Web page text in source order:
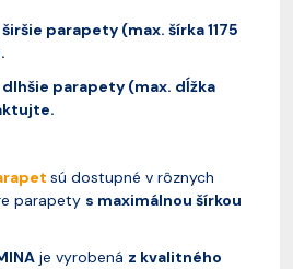
parapety (max. šírka 1175
parapety (max. dĺžka
sú dostupné v rôznych
parapety s maximálnou šírkou
je vyrobená z kvalitného